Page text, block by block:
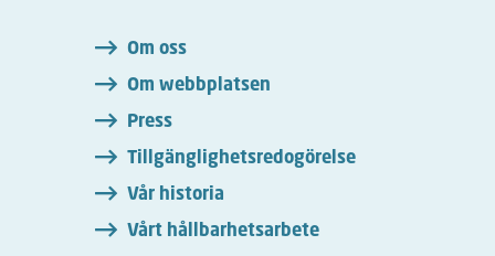
Om oss
Om webbplatsen
Press
Tillgänglighetsredogörelse
Vår historia
Vårt hållbarhetsarbete